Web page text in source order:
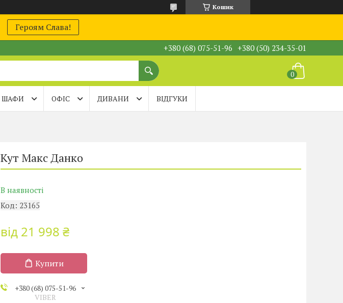
Кошик
Героям Слава!
+380 (68) 075-51-96 +380 (50) 234-35-01
ШАФИ ОФІС ДИВАНИ ВІДГУКИ
Кут Макс Данко
В наявності
Код: 23165
від 21 998 ₴
Купити
+380 (68) 075-51-96
VIBER